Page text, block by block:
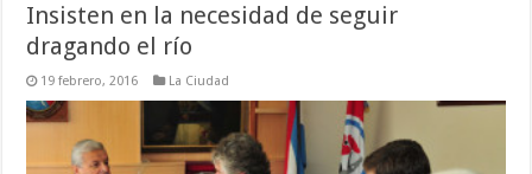
Insisten en la necesidad de seguir
dragando el río
19 febrero, 2016 La Ciudad